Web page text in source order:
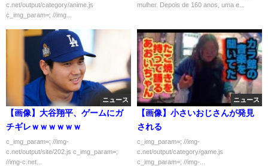
c.net/output/category/anime.js
c_img_param=; //img...
mulher. Depois de 160 anos, uma e...
ニュース
【画像】大谷翔平、ゲームにガ
チギレｗｗｗｗｗｗ
c_img_param=; //img-
c.net/output/site/202.js c_img_param=;
//img-c.net...
ニュース
【画像】小さいおじさんが発見
される
c_img_param=; //img-
c.net/output/category/game.js
c_img_param=; //img-...